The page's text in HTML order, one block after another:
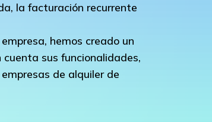
la facturación recurrente
hemos creado un
sus funcionalidades,
de alquiler de